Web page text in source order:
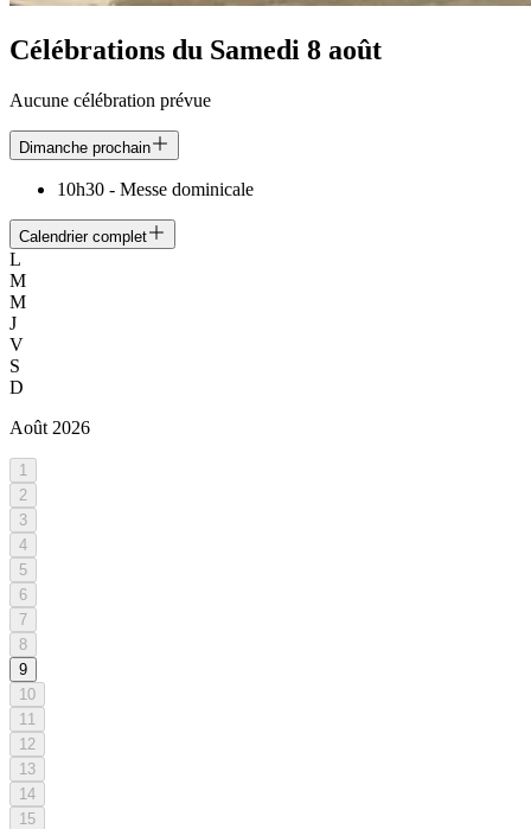
Célébrations du Samedi 8 août
Aucune célébration prévue
Dimanche prochain
10h30 - Messe dominicale
Calendrier complet
L
M
M
J
V
S
D
Août 2026
1
2
3
4
5
6
7
8
9
10
11
12
13
14
15